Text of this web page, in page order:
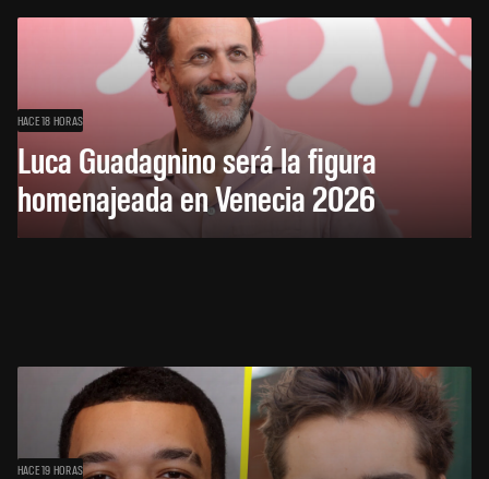
HACE 18 HORAS
Luca Guadagnino será la figura
homenajeada en Venecia 2026
HACE 19 HORAS